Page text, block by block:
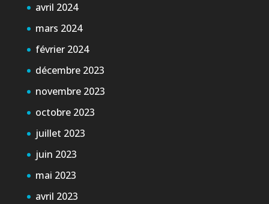
avril 2024
mars 2024
février 2024
décembre 2023
novembre 2023
octobre 2023
juillet 2023
juin 2023
mai 2023
avril 2023